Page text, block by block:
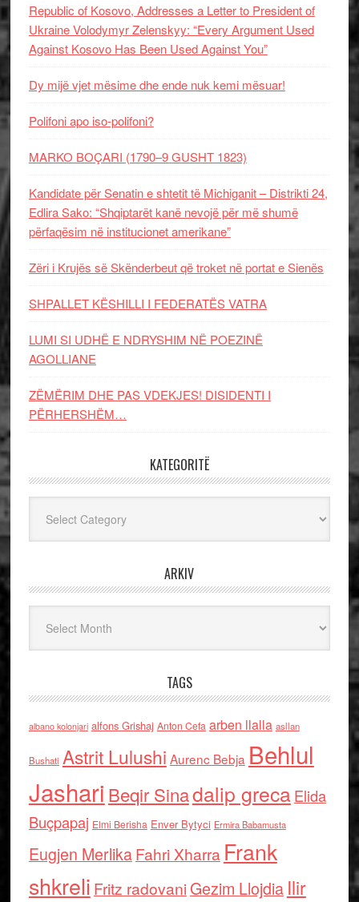
Republic of Kosovo, Addresses a Letter to President of
Ukraine Volodymyr Zelenskyy: “Every Argument Used
Against Kosovo Has Been Used Against You”
Dy mijë vjet mësime dhe ende nuk kemi mësuar!
Polifoni apo iso-polifoni?
MARKO BOÇARI (1790–9 GUSHT 1823)
Kandidate për Senatin e shtetit të Michiganit – Distrikti 24,
Edlira Sako: “Shqiptarët kanë nevojë për më shumë
përfaqësim në institucionet amerikane”
Zëri i Krujës së Skënderbeut që troket në portat e Sienës
SHPALLET KËSHILLI I FEDERATËS VATRA
LUMI SI UDHË E NDRYSHIM NË POEZINË
AGOLLIANE
ZËMËRIM DHE PAS VDEKJES! DISIDENTI I
PËRHERSHËM…
KATEGORITË
ARKIV
TAGS
albano kolonjari alfons Grishaj Anton Cefa arben llalla asllan
Bushati Astrit Lulushi Aurenc Bebja Behlul
Jashari Beqir Sinadalip grecaElida
Buçpapaj Elmi Berisha Enver Bytyci Ermira Babamusta
Eugjen MerlikaFahri Xharra Frank
shkreli Fritz radovaniGezim Llojdia Ilir